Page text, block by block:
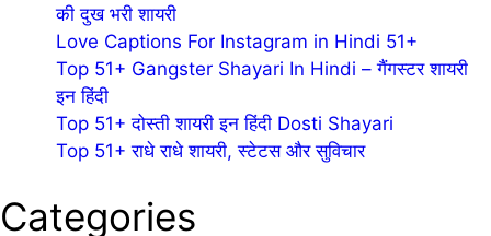
की दुख भरी शायरी
Love Captions For Instagram in Hindi 51+
Top 51+ Gangster Shayari In Hindi – गैंगस्टर शायरी
इन हिंदी
Top 51+ दोस्ती शायरी इन हिंदी Dosti Shayari
Top 51+ राधे राधे शायरी, स्टेटस और सुविचार
Categories